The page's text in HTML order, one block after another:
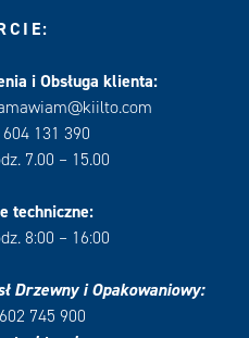
i Obsługa klienta:
131 390
7.00 – 15.00
techniczne:
8:00 – 16:00
Drzewny i Opakowaniowy:
745 900